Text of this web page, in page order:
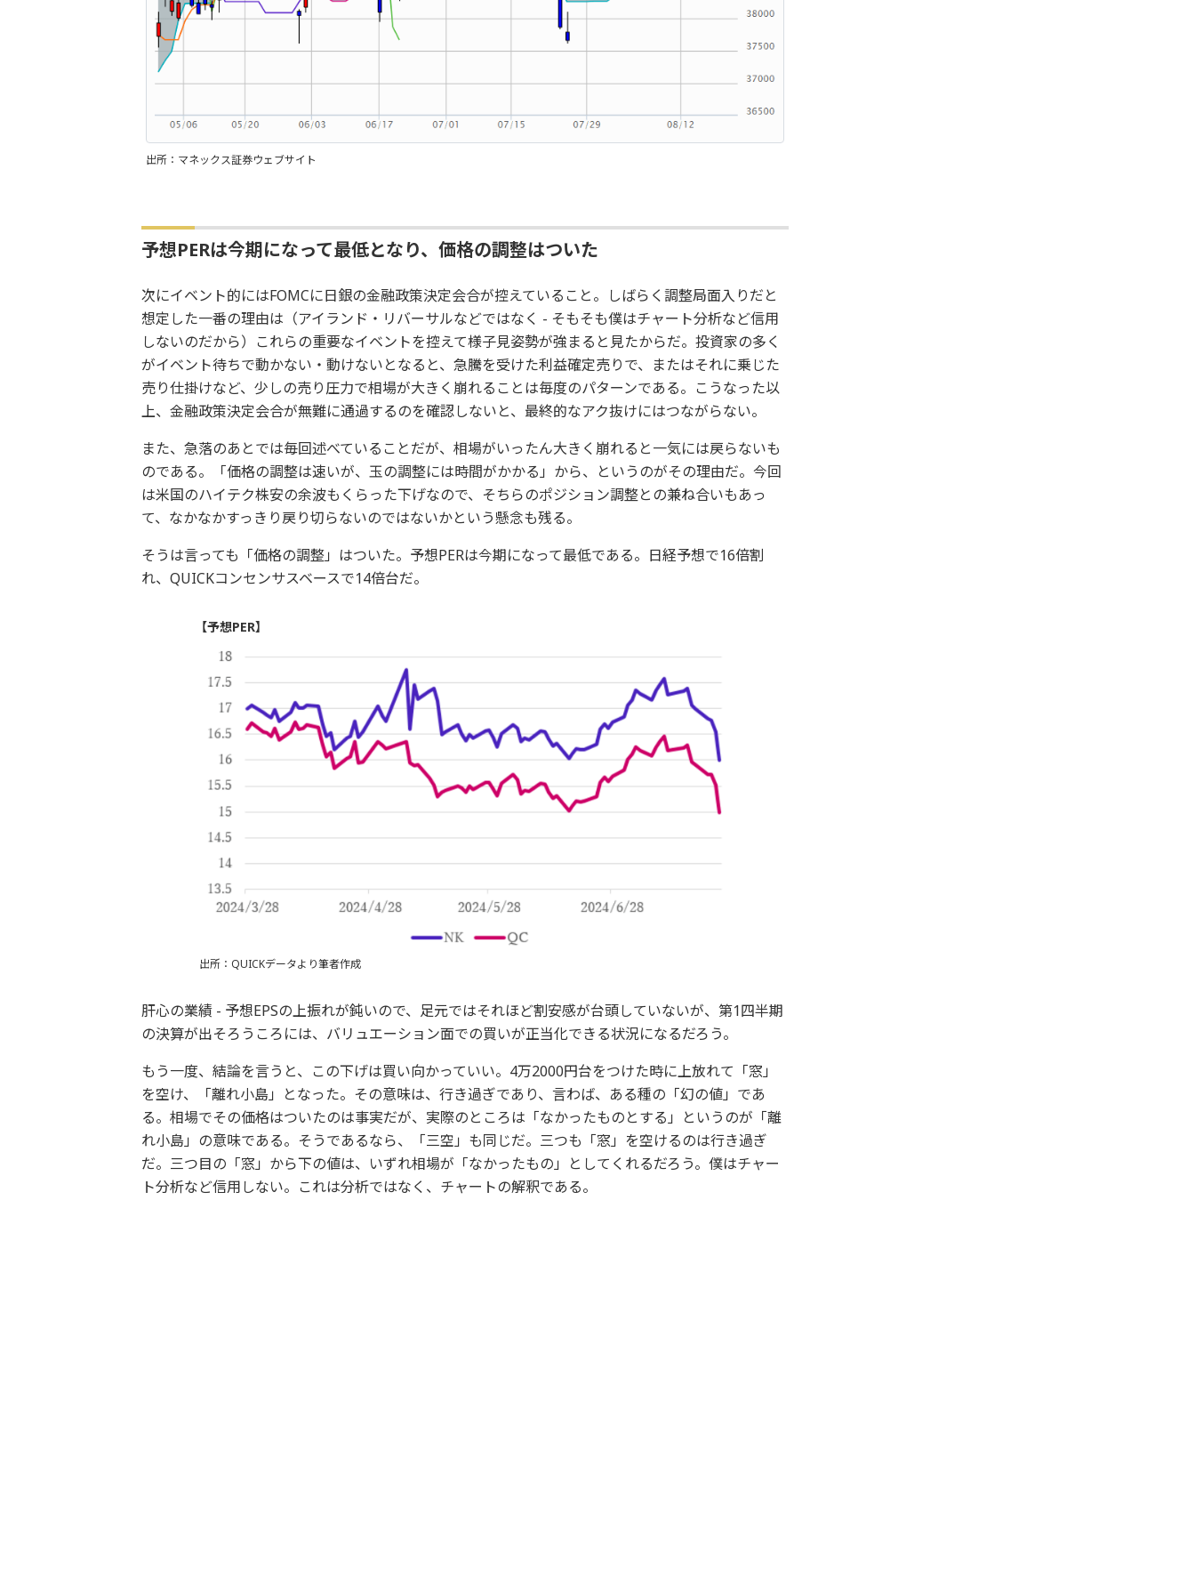
出所：マネックス証券ウェブサイト
予想PERは今期になって最低となり、価格の調整はついた
次にイベント的にはFOMCに日銀の金融政策決定会合が控えていること。しばらく調整局面入りだと
想定した一番の理由は（アイランド・リバーサルなどではなく - そもそも僕はチャート分析など信用
しないのだから）これらの重要なイベントを控えて様子見姿勢が強まると見たからだ。投資家の多く
がイベント待ちで動かない・動けないとなると、急騰を受けた利益確定売りで、またはそれに乗じた
売り仕掛けなど、少しの売り圧力で相場が大きく崩れることは毎度のパターンである。こうなった以
上、金融政策決定会合が無難に通過するのを確認しないと、最終的なアク抜けにはつながらない。
また、急落のあとでは毎回述べていることだが、相場がいったん大きく崩れると一気には戻らないも
のである。「価格の調整は速いが、玉の調整には時間がかかる」から、というのがその理由だ。今回
は米国のハイテク株安の余波もくらった下げなので、そちらのポジション調整との兼ね合いもあっ
て、なかなかすっきり戻り切らないのではないかという懸念も残る。
そうは言っても「価格の調整」はついた。予想PERは今期になって最低である。日経予想で16倍割
れ、QUICKコンセンサスベースで14倍台だ。
【予想PER】
出所：QUICKデータより筆者作成
肝心の業績 - 予想EPSの上振れが鈍いので、足元ではそれほど割安感が台頭していないが、第1四半期
の決算が出そろうころには、バリュエーション面での買いが正当化できる状況になるだろう。
もう一度、結論を言うと、この下げは買い向かっていい。4万2000円台をつけた時に上放れて「窓」
を空け、「離れ小島」となった。その意味は、行き過ぎであり、言わば、ある種の「幻の値」であ
る。相場でその価格はついたのは事実だが、実際のところは「なかったものとする」というのが「離
れ小島」の意味である。そうであるなら、「三空」も同じだ。三つも「窓」を空けるのは行き過ぎ
だ。三つ目の「窓」から下の値は、いずれ相場が「なかったもの」としてくれるだろう。僕はチャー
ト分析など信用しない。これは分析ではなく、チャートの解釈である。